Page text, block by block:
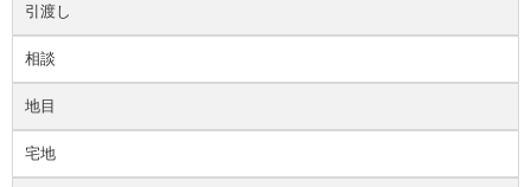
引渡し
相談
地目
宅地